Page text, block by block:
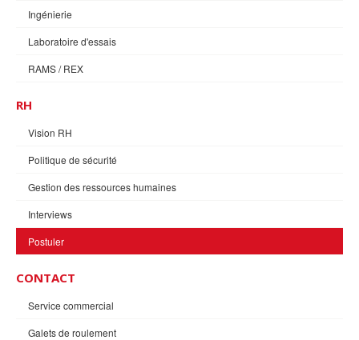
Ingénierie
Laboratoire d'essais
RAMS / REX
RH
Vision RH
Politique de sécurité
Gestion des ressources humaines
Interviews
Postuler
CONTACT
Service commercial
Galets de roulement